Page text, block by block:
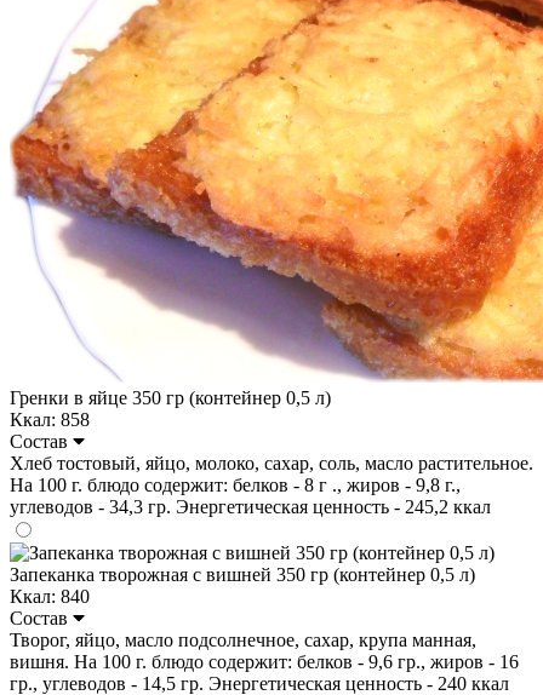
Гренки в яйце 350 гр (контейнер 0,5 л)
Ккал: 858
Состав
Хлеб тостовый, яйцо, молоко, сахар, соль, масло растительное.
На 100 г. блюдо содержит: белков - 8 г ., жиров - 9,8 г.,
углеводов - 34,3 гр. Энергетическая ценность - 245,2 ккал
Запеканка творожная с вишней 350 гр (контейнер 0,5 л)
Ккал: 840
Состав
Творог, яйцо, масло подсолнечное, сахар, крупа манная,
вишня. На 100 г. блюдо содержит: белков - 9,6 гр., жиров - 16
гр., углеводов - 14,5 гр. Энергетическая ценность - 240 ккал